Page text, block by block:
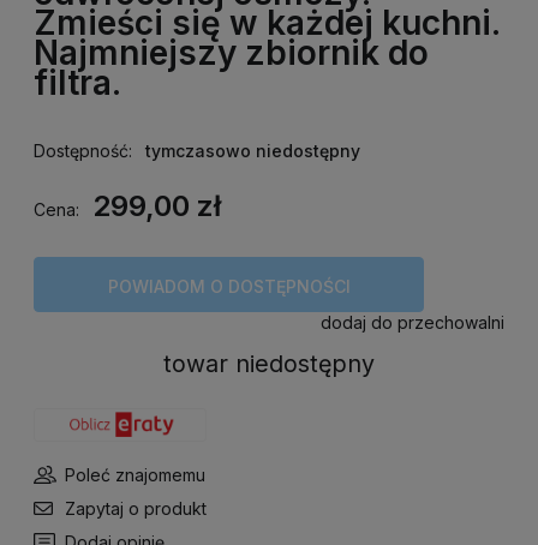
Zmieści się w każdej kuchni.
Najmniejszy zbiornik do
filtra.
Dostępność: tymczasowo niedostępny
Cena: 299,00 zł
POWIADOM O DOSTĘPNOŚCI
dodaj do przechowalni
towar niedostępny
Zapytaj o produkt
Poleć znajomemu